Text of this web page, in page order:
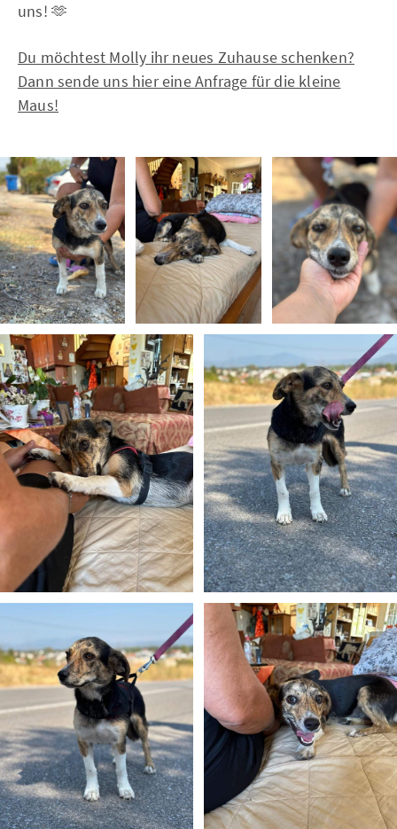
uns! 🫶
Du möchtest Molly ihr neues Zuhause schenken?
Dann sende uns hier eine Anfrage für die kleine
Maus!